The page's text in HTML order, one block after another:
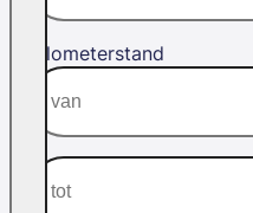
Kilometerstand